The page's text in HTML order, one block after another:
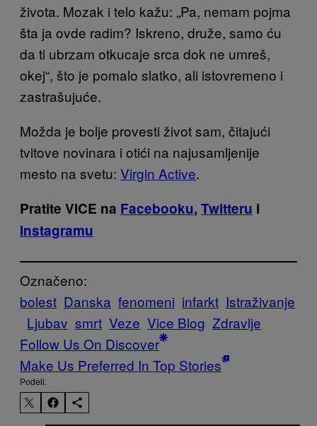
života. Mozak i telo kažu: „Pa, nemam pojma
šta ja ovde radim? Iskreno, druže, samo ću
da ti ubrzam otkucaje srca dok ne umreš,
okej“, što je pomalo slatko, ali istovremeno i
zastrašujuće.
Možda je bolje provesti život sam, čitajući
tvitove novinara i otići na najusamljenije
mesto na svetu: Virgin Active.
Pratite VICE na Facebooku, Twitteru i
Instagramu
Označeno:
bolest Danska fenomeni infarkt Istraživanje
Ljubav smrt Veze Vice Blog Zdravlje
Follow Us On Discover
Make Us Preferred In Top Stories
Podeli: